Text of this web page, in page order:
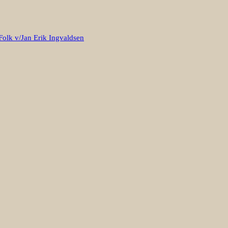
v/Jan Erik Ingvaldsen